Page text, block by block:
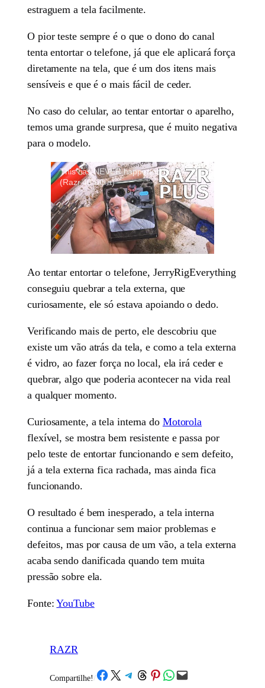
estraguem a tela facilmente.
O pior teste sempre é o que o dono do canal
tenta entortar o telefone, já que ele aplicará força
diretamente na tela, que é um dos itens mais
sensíveis e que é o mais fácil de ceder.
No caso do celular, ao tentar entortar o aparelho,
temos uma grande surpresa, que é muito negativa
para o modelo.
This has NEVER happened before...
(Razr 40 Ultra)
Ao tentar entortar o telefone, JerryRigEverything
conseguiu quebrar a tela externa, que
curiosamente, ele só estava apoiando o dedo.
Verificando mais de perto, ele descobriu que
existe um vão atrás da tela, e como a tela externa
é vidro, ao fazer força no local, ela irá ceder e
quebrar, algo que poderia acontecer na vida real
a qualquer momento.
Curiosamente, a tela interna do Motorola
flexível, se mostra bem resistente e passa por
pelo teste de entortar funcionando e sem defeito,
já a tela externa fica rachada, mas ainda fica
funcionando.
O resultado é bem inesperado, a tela interna
continua a funcionar sem maior problemas e
defeitos, mas por causa de um vão, a tela externa
acaba sendo danificada quando tem muita
pressão sobre ela.
Fonte:YouTube
RAZR
Compartilhe! /Share on Facebook
Share on X Share on Telegram
Share on Threads
Share on Pinterest
Share on WhatsApp
Email this Page